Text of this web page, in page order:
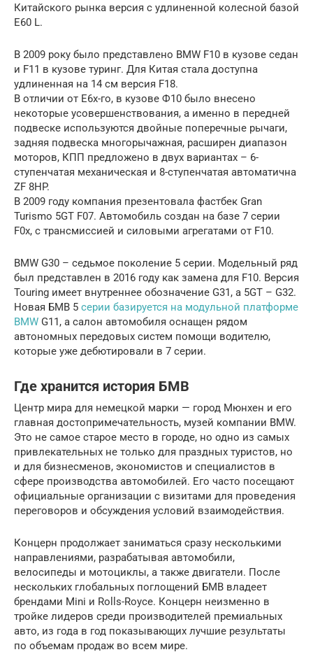
Китайского рынка версия с удлиненной колесной базой
E60 L.
В 2009 року было представлено BMW F10 в кузове седан
и F11 в кузове туринг. Для Китая стала доступна
удлиненная на 14 см версия F18.
В отличии от E6x-го, в кузове Ф10 было внесено
некоторые усовершенствования, а именно в передней
подвеске используются двойные поперечные рычаги,
задняя подвеска многорычажная, расширен диапазон
моторов, КПП предложено в двух вариантах – 6-
ступенчатая механическая и 8-ступенчатая автоматична
ZF 8HP.
В 2009 году компания презентовала фастбек Gran
Turismo 5GT F07. Автомобиль создан на базе 7 серии
F0x, с трансмиссией и силовыми агрегатами от F10.
BMW G30 – седьмое поколение 5 серии. Модельный ряд
был представлен в 2016 году как замена для F10. Версия
Touring имеет внутреннее обозначение G31, а 5GT – G32.
Новая БМВ 5 серии базируется на модульной платформе
BMW G11, а салон автомобиля оснащен рядом
автономных передовых систем помощи водителю,
которые уже дебютировали в 7 серии.
Где хранится история БМВ
Центр мира для немецкой марки — город Мюнхен и его
главная достопримечательность, музей компании BMW.
Это не самое старое место в городе, но одно из самых
привлекательных не только для праздных туристов, но
и для бизнесменов, экономистов и специалистов в
сфере производства автомобилей. Его часто посещают
официальные организации с визитами для проведения
переговоров и обсуждения условий взаимодействия.
Концерн продолжает заниматься сразу несколькими
направлениями, разрабатывая автомобили,
велосипеды и мотоциклы, а также двигатели. После
нескольких глобальных поглощений БМВ владеет
брендами Mini и Rolls-Royce. Концерн неизменно в
тройке лидеров среди производителей премиальных
авто, из года в год показывающих лучшие результаты
по объемам продаж во всем мире.